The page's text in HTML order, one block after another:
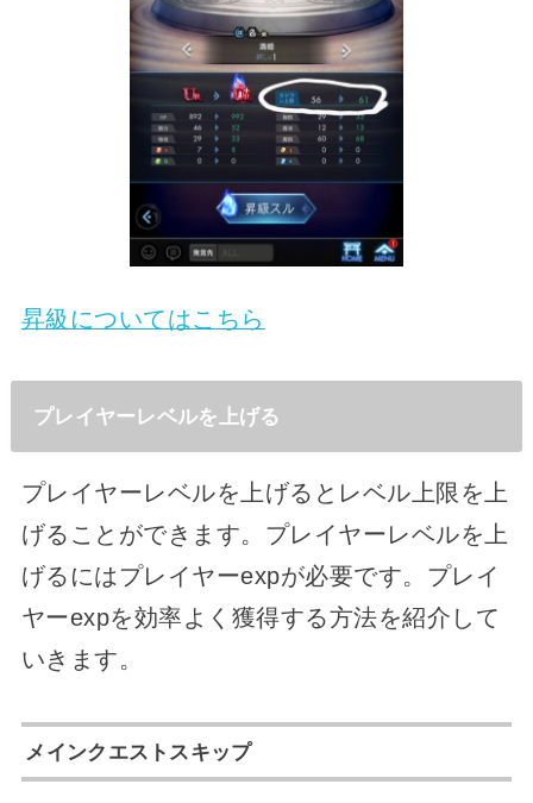
昇級についてはこちら
プレイヤーレベルを上げる
プレイヤーレベルを上げるとレベル上限を上
げることができます。プレイヤーレベルを上
げるにはプレイヤーexpが必要です。プレイ
ヤーexpを効率よく獲得する方法を紹介して
いきます。
メインクエストスキップ